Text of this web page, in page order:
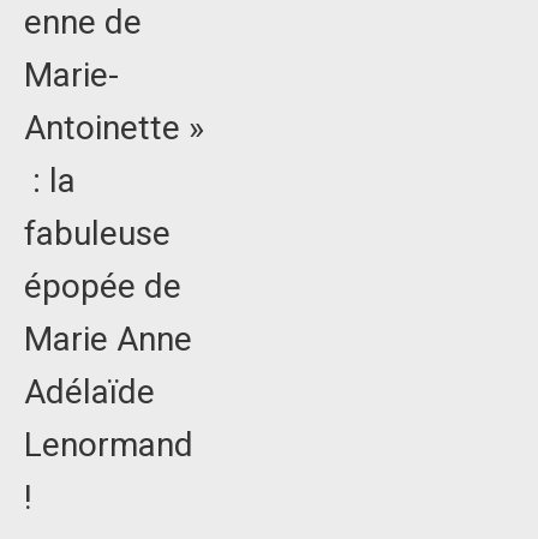
enne de
Marie-
Antoinette »
: la
fabuleuse
épopée de
Marie Anne
Adélaïde
Lenormand
!